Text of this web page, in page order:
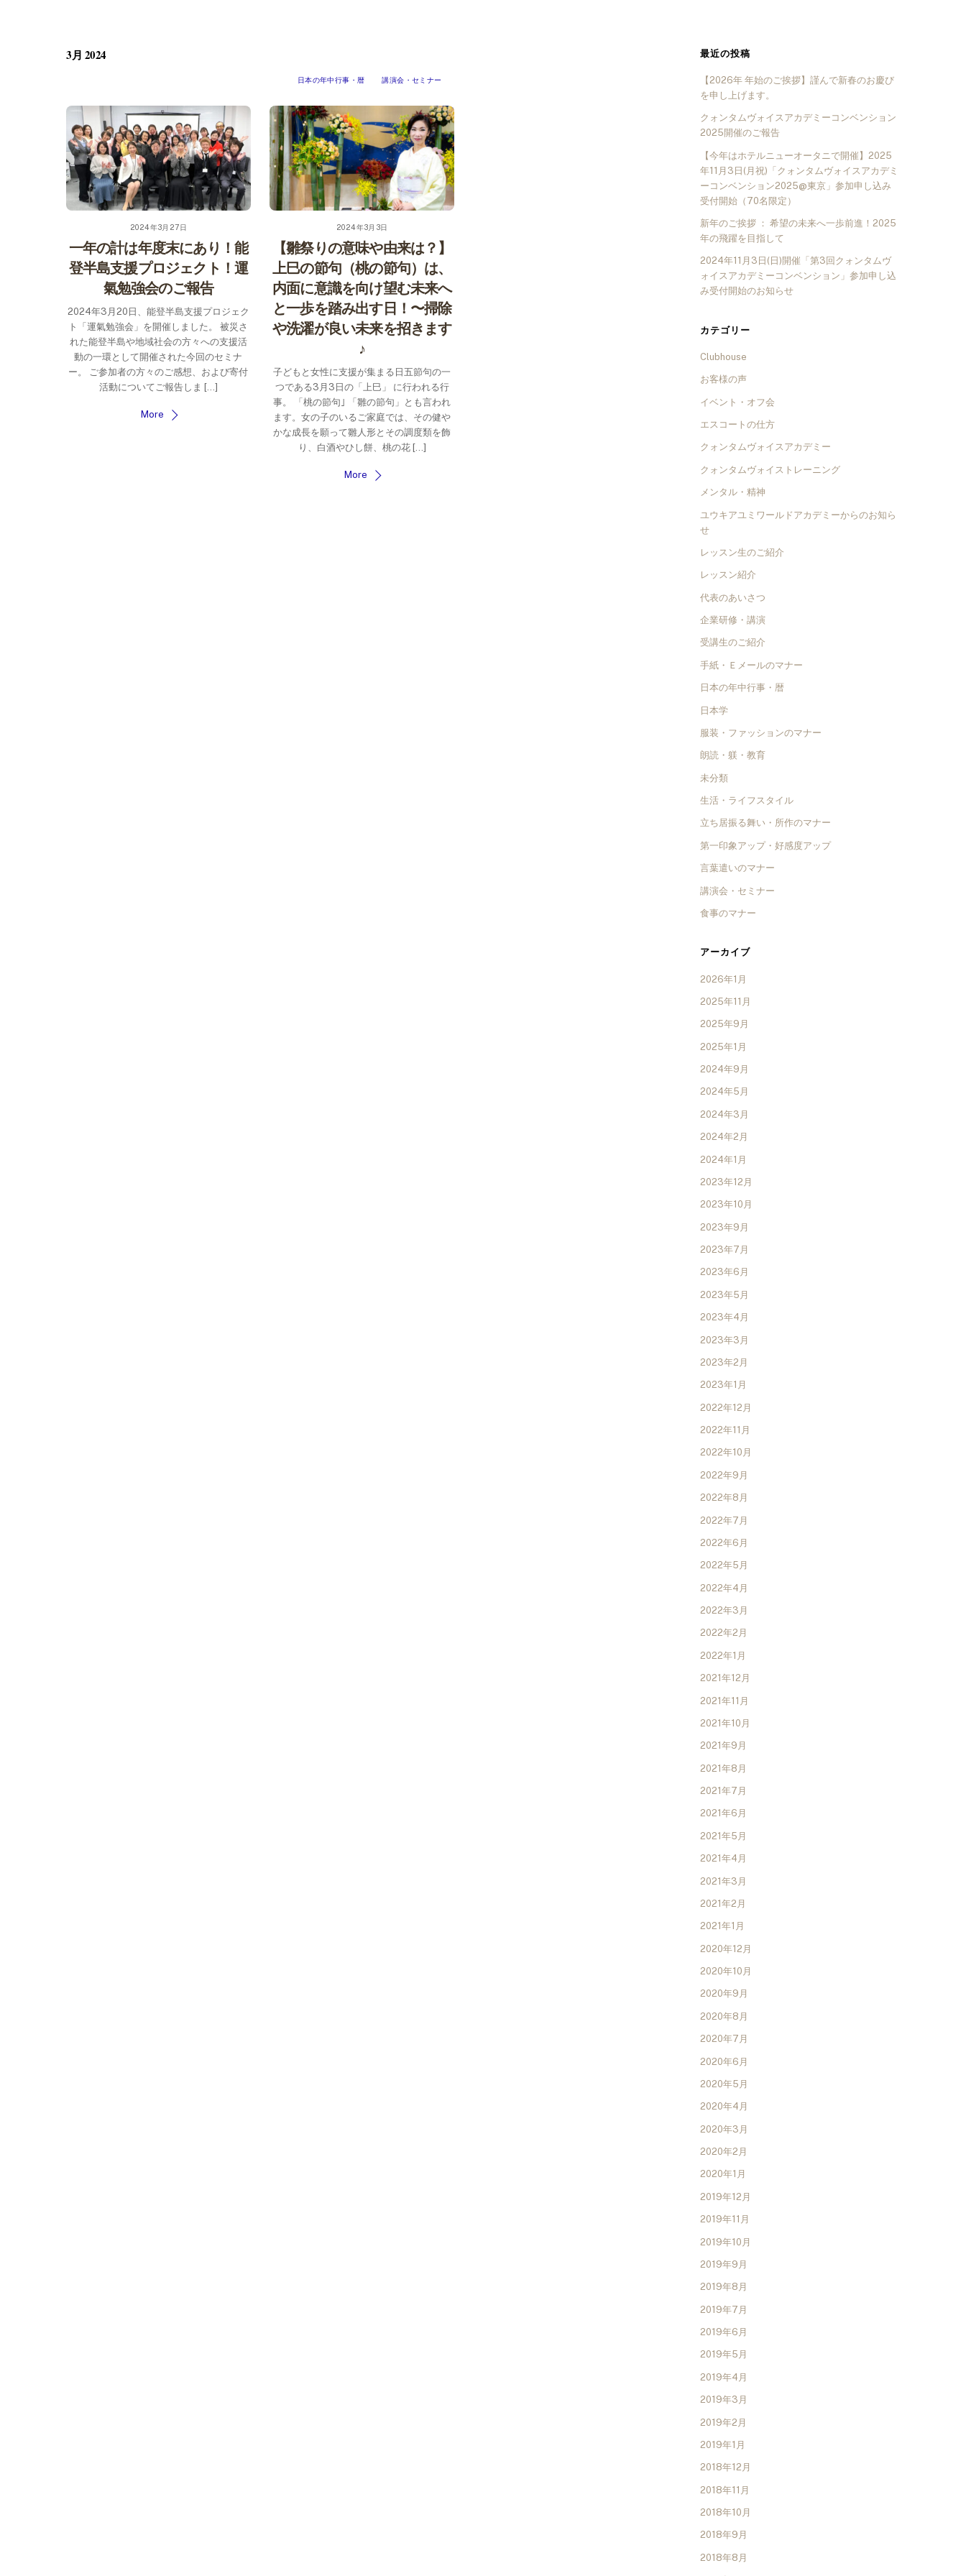
3月 2024
日本の年中行事・暦 講演会・セミナー
2024年3月27日
一年の計は年度末にあり！能
登半島支援プロジェクト！運
氣勉強会のご報告
2024年3月20日、能登半島支援プロジェク
ト「運氣勉強会」を開催しました。 被災さ
れた能登半島や地域社会の方々への支援活
動の一環として開催された今回のセミナ
ー。 ご参加者の方々のご感想、および寄付
活動についてご報告しま […]
More
2024年3月3日
【雛祭りの意味や由来は？】
上巳の節句（桃の節句）は、
内面に意識を向け望む未来へ
と一歩を踏み出す日！〜掃除
や洗濯が良い未来を招きます
♪
子どもと女性に支援が集まる日五節句の一
つである3月3日の「上巳」 に行われる行
事。 「桃の節句｣ 「雛の節句」とも言われ
ます。女の子のいるご家庭では、その健や
かな成長を願って雛人形とその調度類を飾
り、白酒やひし餅、桃の花 […]
More
最近の投稿
【2026年 年始のご挨拶】謹んで新春のお慶び
を申し上げます。
クォンタムヴォイスアカデミーコンベンション
2025開催のご報告
【今年はホテルニューオータニで開催】2025
年11月3日(月祝)「クォンタムヴォイスアカデミ
ーコンベンション2025@東京」参加申し込み
受付開始（70名限定）
新年のご挨拶 ： 希望の未来へ一歩前進！2025
年の飛躍を目指して
2024年11月3日(日)開催「第3回クォンタムヴ
ォイスアカデミーコンベンション」参加申し込
み受付開始のお知らせ
カテゴリー
Clubhouse
お客様の声
イベント・オフ会
エスコートの仕方
クォンタムヴォイスアカデミー
クォンタムヴォイストレーニング
メンタル・精神
ユウキアユミワールドアカデミーからのお知ら
せ
レッスン生のご紹介
レッスン紹介
代表のあいさつ
企業研修・講演
受講生のご紹介
手紙・Ｅメールのマナー
日本の年中行事・暦
日本学
服装・ファッションのマナー
朗読・躾・教育
未分類
生活・ライフスタイル
立ち居振る舞い・所作のマナー
第一印象アップ・好感度アップ
言葉遣いのマナー
講演会・セミナー
食事のマナー
アーカイブ
2026年1月
2025年11月
2025年9月
2025年1月
2024年9月
2024年5月
2024年3月
2024年2月
2024年1月
2023年12月
2023年10月
2023年9月
2023年7月
2023年6月
2023年5月
2023年4月
2023年3月
2023年2月
2023年1月
2022年12月
2022年11月
2022年10月
2022年9月
2022年8月
2022年7月
2022年6月
2022年5月
2022年4月
2022年3月
2022年2月
2022年1月
2021年12月
2021年11月
2021年10月
2021年9月
2021年8月
2021年7月
2021年6月
2021年5月
2021年4月
2021年3月
2021年2月
2021年1月
2020年12月
2020年10月
2020年9月
2020年8月
2020年7月
2020年6月
2020年5月
2020年4月
2020年3月
2020年2月
2020年1月
2019年12月
2019年11月
2019年10月
2019年9月
2019年8月
2019年7月
2019年6月
2019年5月
2019年4月
2019年3月
2019年2月
2019年1月
2018年12月
2018年11月
2018年10月
2018年9月
2018年8月